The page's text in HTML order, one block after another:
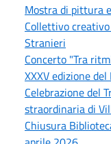
Mostra di pittura
Collettivo
Stranieri
Concerto "Tra
XXXV edizione
Celebrazione del
straordinaria di
Chiusura